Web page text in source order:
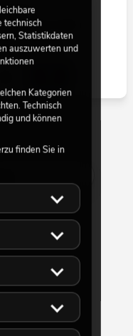
reicht ca. 12 Wo.
€
technisch
Statistikdaten
auszuwerten und
Kategorien
Technisch
und können
finden Sie in